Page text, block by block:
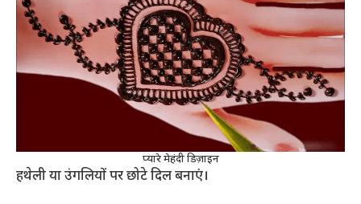
प्यारे मेहंदी डिज़ाइन
हथेली या उंगलियों पर छोटे दिल बनाएं।